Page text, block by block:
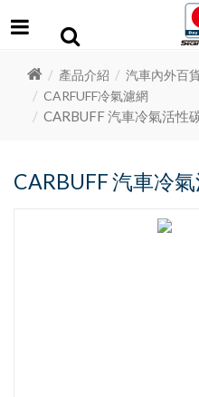
產品介紹 汽車內外百
CARFUFF冷氣濾網
CARBUFF 汽車冷氣活性
CARBUFF 汽車冷